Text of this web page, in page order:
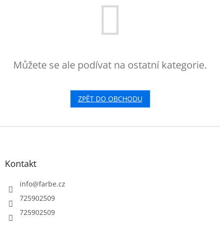
Můžete se ale podívat na ostatní kategorie.
ZPĚT DO OBCHODU
Z
Kontakt
info@farbe.cz
725902509
725902509